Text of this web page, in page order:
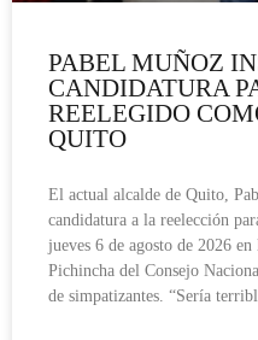
PABEL MUÑOZ
CANDIDATURA
REELEGIDO
QUITO
El actual alcalde de Quito,
candidatura a la reelección
jueves 6 de agosto de 2026
Pichincha del Consejo
de simpatizantes. “Sería